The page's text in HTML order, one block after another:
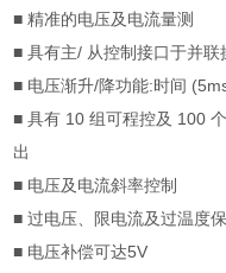
■精准的电压及电流量测
■具有主/ 从控制接口于并
■ 电压渐升/降功能:时间
■具有 10组可程控及 100
出
■ 电压及电流斜率控制
■ 过电压、限电流及过温度
■ 电压补偿可达5V